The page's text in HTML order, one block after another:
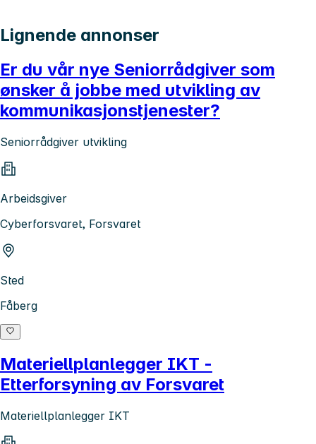
Lignende annonser
Er du vår nye Seniorrådgiver som
ønsker å jobbe med utvikling av
kommunikasjonstjenester?
Seniorrådgiver utvikling
Arbeidsgiver
Cyberforsvaret, Forsvaret
Sted
Fåberg
Materiellplanlegger IKT -
Etterforsyning av Forsvaret
Materiellplanlegger IKT